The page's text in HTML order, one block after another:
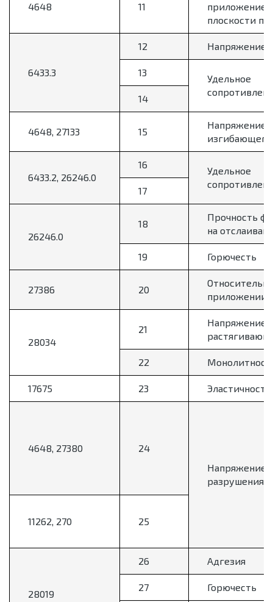
4648 11
плоскости
6433.3
12 Напряжение
13
Удельное
14
4648, 27133 15
Напряжение
6433.2, 26246.0
16
Удельное
17
26246.0
18
Прочность
на
19 Горючесть
27386 20
приложении
28034
21
Напряжение
22
17675 23 Эластичность
4648, 27380
24
Напряжение
разрушения
11262, 270 25
28019
26 Адгезия
27 Горючесть